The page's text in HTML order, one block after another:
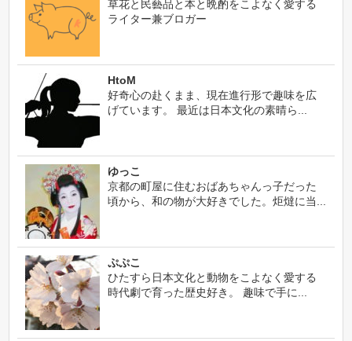
草花と民藝品と本と晩酌をこよなく愛する
ライター兼ブロガー
HtoM
好奇心の赴くまま、現在進行形で趣味を広
げています。 最近は日本文化の素晴ら...
ゆっこ
京都の町屋に住むおばあちゃんっ子だった
頃から、和の物が大好きでした。炬燵に当...
ぷぷこ
ひたすら日本文化と動物をこよなく愛する
時代劇で育った歴史好き。 趣味で手に...